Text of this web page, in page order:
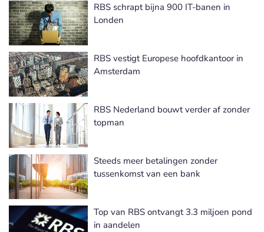
RBS schrapt bijna 900 IT-banen in
Londen
RBS vestigt Europese hoofdkantoor in
Amsterdam
RBS Nederland bouwt verder af zonder
topman
Steeds meer betalingen zonder
tussenkomst van een bank
Top van RBS ontvangt 3.3 miljoen pond
in aandelen